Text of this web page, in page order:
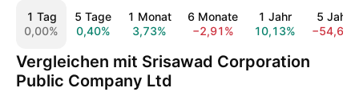
1 Tag
0,00%
5 Tage
0,40%
1 Monat
3,73%
6 Monate
−2,91%
1 Jahr
10,13%
5 Jahre
Vergleichen mit Srisawad Corporation
Public Company Ltd